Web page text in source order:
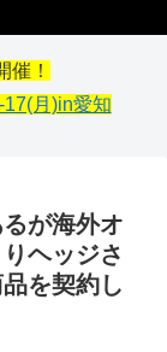
催！
月)in愛知
が海外オ
ヘッジさ
を契約し